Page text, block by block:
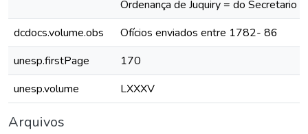
Ordenança de Juquiry = do Secretario =
dcdocs.volume.obs
Ofícios enviados entre 1782- 86
unesp.firstPage
170
unesp.volume
LXXXV
Arquivos